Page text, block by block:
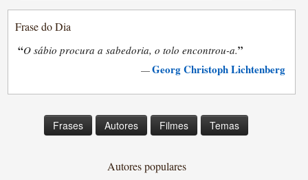
Frase do Dia
“O sábio procura a sabedoria, o tolo encontrou-a.”
—Georg Christoph Lichtenberg
Frases Autores Filmes Temas
Autores populares